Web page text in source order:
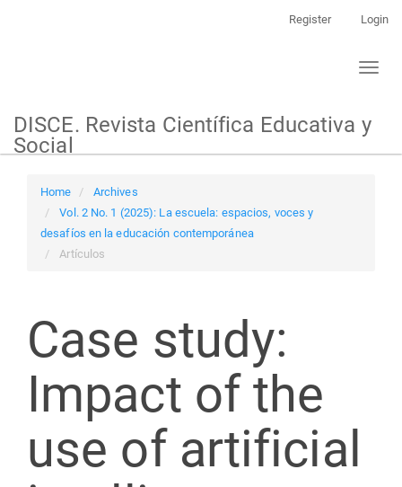
Register Login
Toggle
DISCE. Revista Científica Educativa y
Social
Home
Archives
Vol. 2 No. 1 (2025): La escuela: espacios, voces y
desafíos en la educación contemporánea
Artículos
Case study:
Impact of the
use of artificial